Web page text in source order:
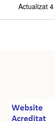
Actualizat